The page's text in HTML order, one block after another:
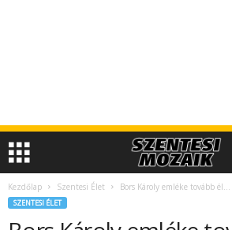
Kezdőlap Szentesi Élet Bors Károly emléke tovább él…
SZENTESI ÉLET